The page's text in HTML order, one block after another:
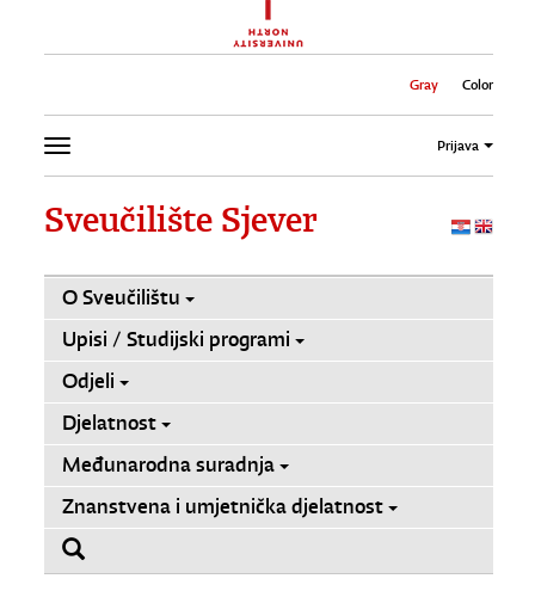
Color
Gray
Prijava
Sveučilište Sjever
O Sveučilištu
Upisi / Studijski programi
Odjeli
Djelatnost
Međunarodna suradnja
Znanstvena i umjetnička djelatnost